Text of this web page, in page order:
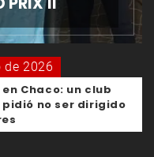
de 2026
Chaco: un club
no ser dirigido